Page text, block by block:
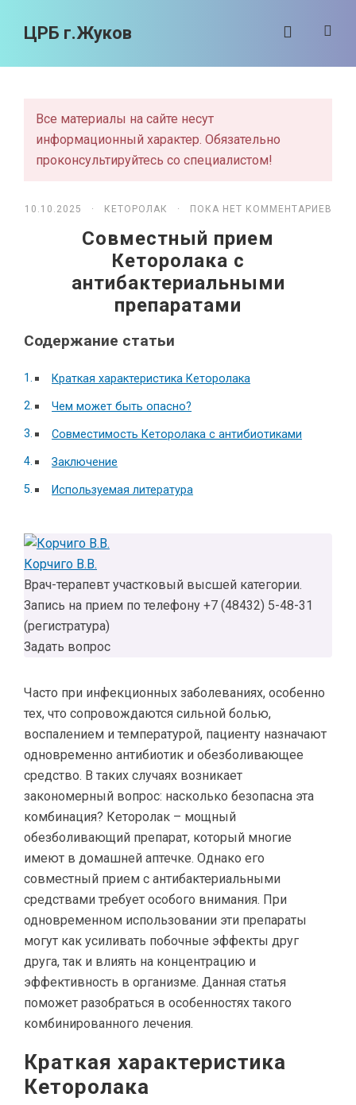
ЦРБ г.Жуков
Все материалы на сайте несут
информационный характер. Обязательно
проконсультируйтесь со специалистом!
10.10.2025 · КЕТОРОЛАК · ПОКА НЕТ КОММЕНТАРИЕВ
Совместный прием
Кеторолака с
антибактериальными
препаратами
Содержание статьи
Краткая характеристика Кеторолака
Чем может быть опасно?
Совместимость Кеторолака с антибиотиками
Заключение
Используемая литература
Корчиго В.В.
Врач-терапевт участковый высшей категории.
Запись на прием по телефону +7 (48432) 5-48-31
(регистратура)
Задать вопрос
Часто при инфекционных заболеваниях, особенно
тех, что сопровождаются сильной болью,
воспалением и температурой, пациенту назначают
одновременно антибиотик и обезболивающее
средство. В таких случаях возникает
закономерный вопрос: насколько безопасна эта
комбинация? Кеторолак – мощный
обезболивающий препарат, который многие
имеют в домашней аптечке. Однако его
совместный прием с антибактериальными
средствами требует особого внимания. При
одновременном использовании эти препараты
могут как усиливать побочные эффекты друг
друга, так и влиять на концентрацию и
эффективность в организме. Данная статья
поможет разобраться в особенностях такого
комбинированного лечения.
Краткая характеристика
Кеторолака